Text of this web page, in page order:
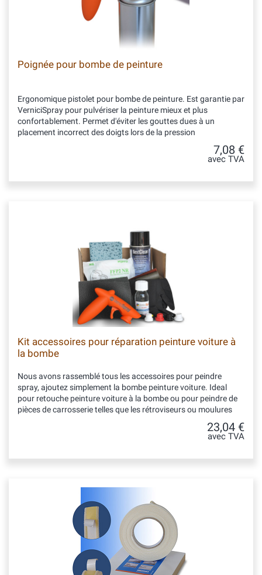
Poignée pour bombe de peinture
Ergonomique pistolet pour bombe de peinture. Est garantie par
VerniciSpray pour pulvériser la peinture mieux et plus
confortablement. Permet d'éviter les gouttes dues à un
placement incorrect des doigts lors de la pression
7,08 €
avec TVA
Kit accessoires pour réparation peinture voiture à
la bombe
Nous avons rassemblé tous les accessoires pour peindre
spray, ajoutez simplement la bombe peinture voiture. Ideal
pour retouche peinture voiture à la bombe ou pour peindre de
pièces de carrosserie telles que les rétroviseurs ou moulures
23,04 €
avec TVA